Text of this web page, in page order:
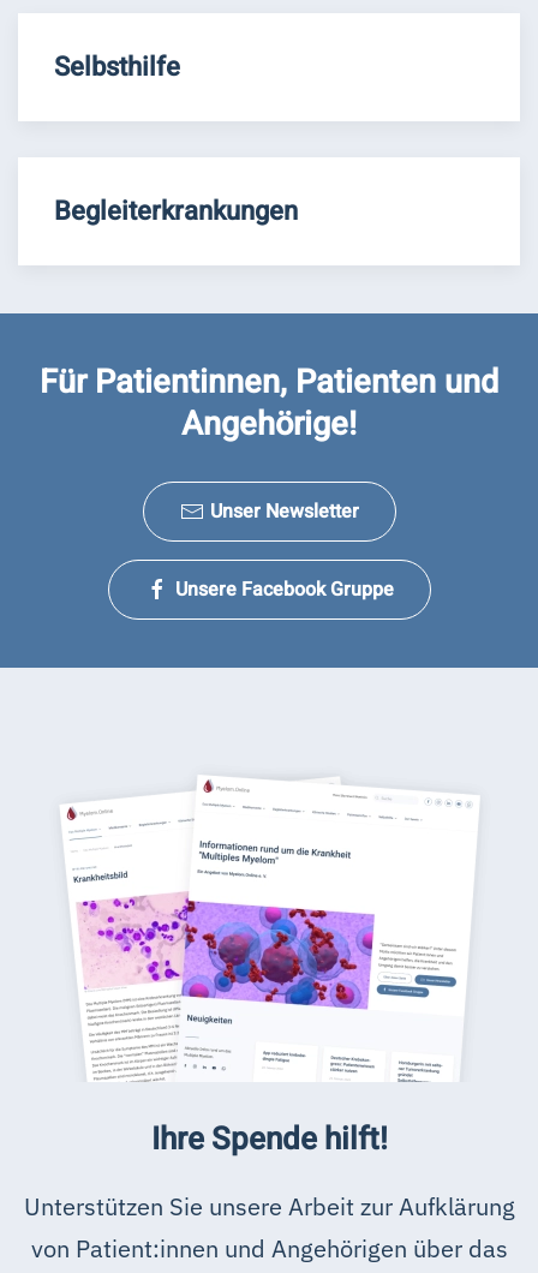
Selbsthilfe
Begleiterkrankungen
Für Patientinnen, Patienten und
Angehörige!
Unser Newsletter
Unsere Facebook Gruppe
Ihre Spende hilft!
Unterstützen Sie unsere Arbeit zur Aufklärung
von Patient:innen und Angehörigen über das